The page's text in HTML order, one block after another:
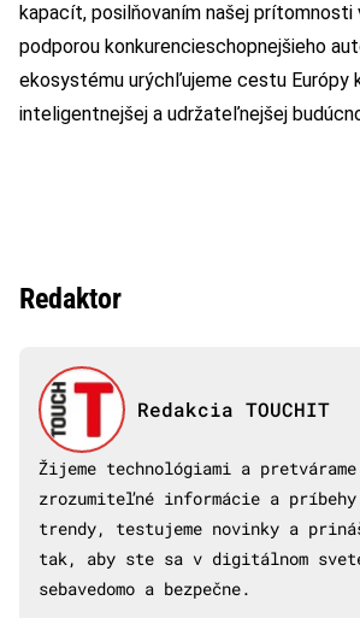
kapacít, posilňovaním našej prítomnosti
podporou konkurencieschopnejšieho
ekosystému urýchľujeme cestu Európy
inteligentnejšej a udržateľnejšej
Redaktor
Redakcia TOUCHIT
Žijeme technológiami a
zrozumiteľné informácie a
trendy, testujeme novinky a
tak, aby ste sa v digitálnom
sebavedomo a bezpečne.